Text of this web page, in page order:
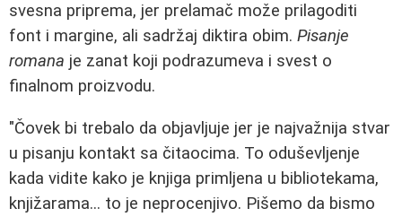
svesna priprema, jer prelamač može prilagoditi
font i margine, ali sadržaj diktira obim. Pisanje
romana je zanat koji podrazumeva i svest o
finalnom proizvodu.
"Čovek bi trebalo da objavljuje jer je najvažnija stvar
u pisanju kontakt sa čitaocima. To oduševljenje
kada vidite kako je knjiga primljena u bibliotekama,
knjižarama... to je neprocenjivo. Pišemo da bismo